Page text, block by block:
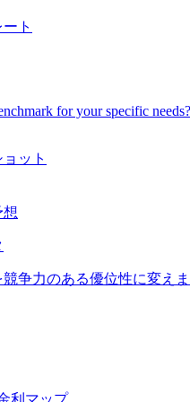
ト
for your specific needs?
ット
想
争力のある優位性に変え
利マップ